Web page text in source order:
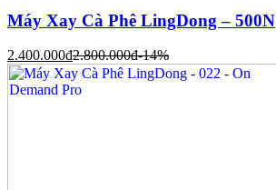
Máy Xay Cà Phê LingDong – 500N
2.400.000đ2.800.000đ-14%